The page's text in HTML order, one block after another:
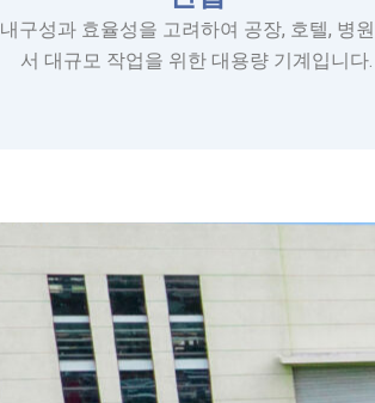
내구성과 효율성을 고려하여 공장, 호텔, 병
서 대규모 작업을 위한 대용량 기계입니다.